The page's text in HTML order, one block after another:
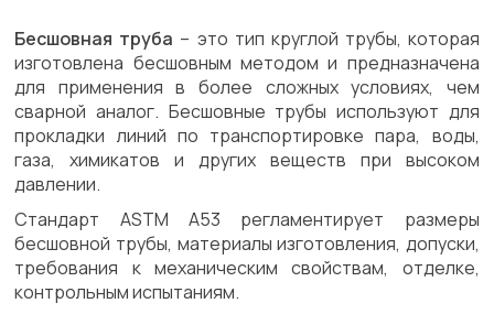
Бесшовная труба – это тип круглой трубы, которая
изготовлена бесшовным методом и предназначена
для применения в более сложных условиях, чем
сварной аналог. Бесшовные трубы используют для
прокладки линий по транспортировке пара, воды,
газа, химикатов и других веществ при высоком
давлении.
Стандарт ASTM A53 регламентирует размеры
бесшовной трубы, материалы изготовления, допуски,
требования к механическим свойствам, отделке,
контрольным испытаниям.